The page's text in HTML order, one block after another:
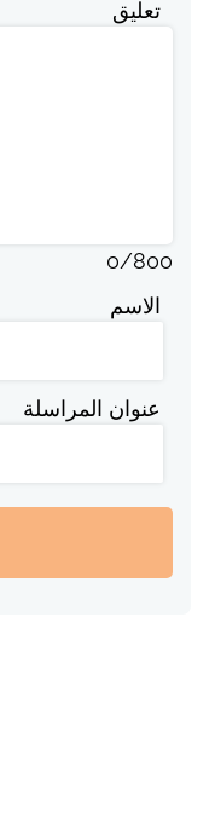
تعليق
0/800
الاسم
عنوان المراسلة